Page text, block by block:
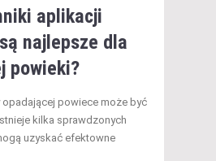
aplikacji
najlepsze dla
powieki?
powiece może być
kilka sprawdzonych
uzyskać efektowne